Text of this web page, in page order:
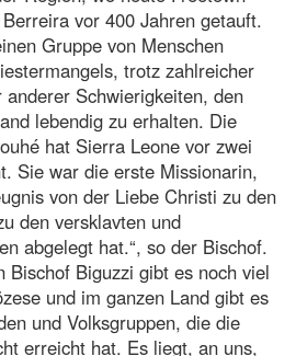
vor 400 Jahren getauft.
Gruppe von Menschen
trotz zahlreicher
Schwierigkeiten, den
lebendig zu erhalten. Die
hat Sierra Leone vor zwei
Sie war die erste Missionarin,
von der Liebe Christi zu den
den versklavten und
abgelegt hat.“, so der Bischof.
Bischof Biguzzi gibt es noch viel
und im ganzen Land gibt es
und Volksgruppen, die die
erreicht hat. Es liegt, an uns,